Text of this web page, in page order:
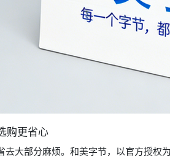
购更省心
大部分麻烦。和美字节，以官方授